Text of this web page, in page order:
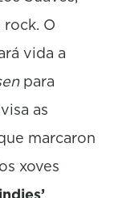
O
vida a
para
as
marcaron
xoves